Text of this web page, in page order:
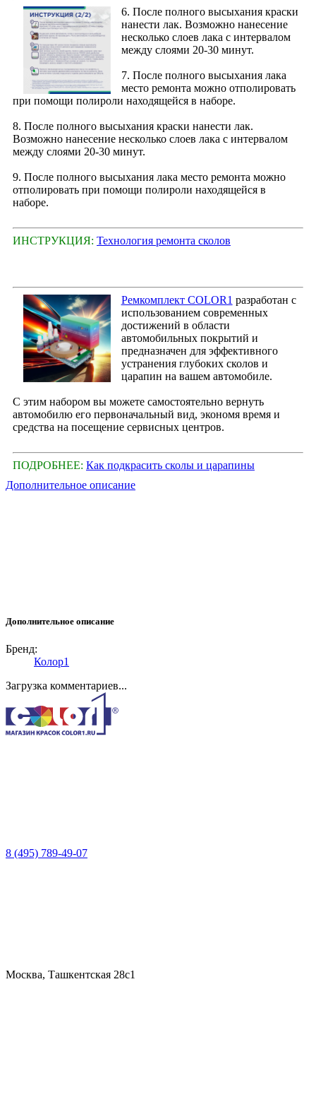
6. После полного высыхания краски
нанести лак. Возможно нанесение
несколько слоев лака с интервалом
между слоями 20-30 минут.
7. После полного высыхания лака
место ремонта можно отполировать
при помощи полироли находящейся в наборе.
8. После полного высыхания краски нанести лак.
Возможно нанесение несколько слоев лака с интервалом
между слоями 20-30 минут.
9. После полного высыхания лака место ремонта можно
отполировать при помощи полироли находящейся в
наборе.
ИНСТРУКЦИЯ: Технология ремонта сколов
Ремкомплект COLOR1 разработан с
использованием современных
достижений в области
автомобильных покрытий и
предназначен для эффективного
устранения глубоких сколов и
царапин на вашем автомобиле.
С этим набором вы можете самостоятельно вернуть
автомобилю его первоначальный вид, экономя время и
средства на посещение сервисных центров.
ПОДРОБНЕЕ: Как подкрасить сколы и царапины
Дополнительное описание
Дополнительное описание
Бренд:
Колор1
Загрузка комментариев...
8 (495) 789-49-07
Москва, Ташкентская 28с1